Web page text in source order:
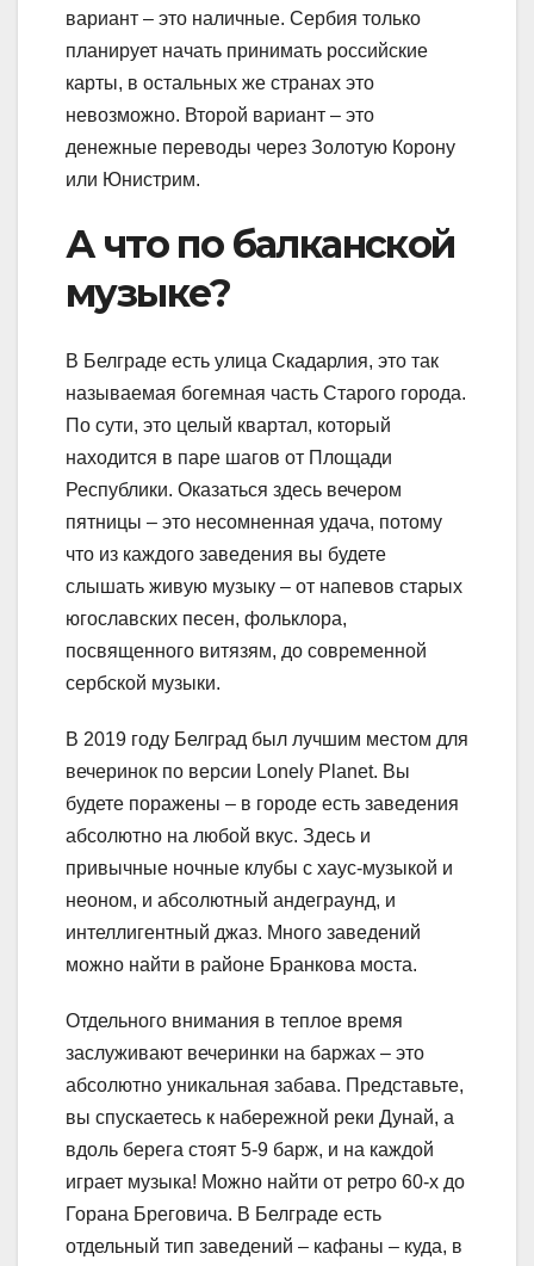
вариант – это наличные. Сербия только
планирует начать принимать российские
карты, в остальных же странах это
невозможно. Второй вариант – это
денежные переводы через Золотую Корону
или Юнистрим.
А что по балканской
музыке?
В Белграде есть улица Скадарлия, это так
называемая богемная часть Старого города.
По сути, это целый квартал, который
находится в паре шагов от Площади
Республики. Оказаться здесь вечером
пятницы – это несомненная удача, потому
что из каждого заведения вы будете
слышать живую музыку – от напевов старых
югославских песен, фольклора,
посвященного витязям, до современной
сербской музыки.
В 2019 году Белград был лучшим местом для
вечеринок по версии Lonely Planet. Вы
будете поражены – в городе есть заведения
абсолютно на любой вкус. Здесь и
привычные ночные клубы с хаус-музыкой и
неоном, и абсолютный андеграунд, и
интеллигентный джаз. Много заведений
можно найти в районе Бранкова моста.
Отдельного внимания в теплое время
заслуживают вечеринки на баржах – это
абсолютно уникальная забава. Представьте,
вы спускаетесь к набережной реки Дунай, а
вдоль берега стоят 5-9 барж, и на каждой
играет музыка! Можно найти от ретро 60-х до
Горана Бреговича. В Белграде есть
отдельный тип заведений – кафаны – куда, в